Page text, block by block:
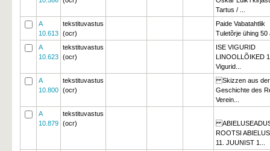
Tartus / ...
A
10.613
tekstituvastus
(ocr)
Paide Vabatahtlik
Tuletõrje ühing 50
A
10.623
tekstituvastus
(ocr)
ISE VIGURID
LINOOLLÕIKED
Vigurid...
A
10.800
tekstituvastus
(ocr)
Skizzen aus der
Geschichte des
Verein...
A
10.879
tekstituvastus
(ocr)
ROOTSI
11. JUUNIST 1...